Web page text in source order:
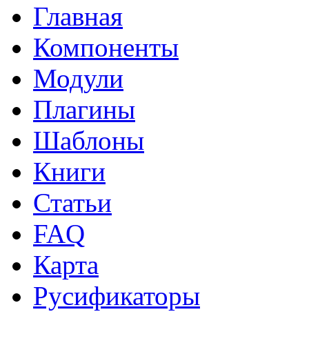
Главная
Компоненты
Модули
Плагины
Шаблоны
Книги
Статьи
FAQ
Карта
Русификаторы